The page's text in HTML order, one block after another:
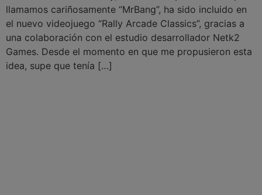
llamamos cariñosamente “MrBang”, ha sido incluido en
el nuevo videojuego “Rally Arcade Classics”, gracias a
una colaboración con el estudio desarrollador Netk2
Games. Desde el momento en que me propusieron esta
idea, supe que tenía […]